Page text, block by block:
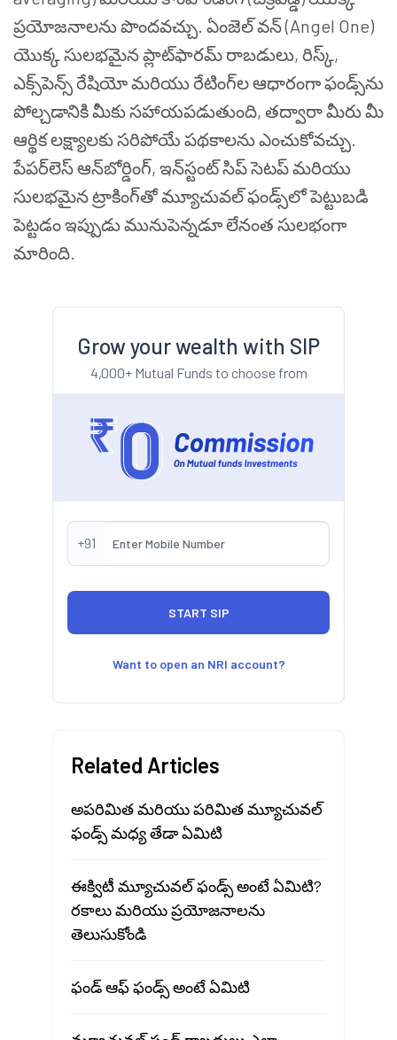
ప్రయోజనాలను పొందవచ్చు. ఏంజెల్ వన్ (Angel One)
యొక్క సులభమైన ప్లాట్‌ఫారమ్ రాబడులు, రిస్క్,
ఎక్స్‌పెన్స్ రేషియో మరియు రేటింగ్‌ల ఆధారంగా ఫండ్స్‌ను
పోల్చడానికి మీకు సహాయపడుతుంది, తద్వారా మీరు మీ
ఆర్థిక లక్ష్యాలకు సరిపోయే పథకాలను ఎంచుకోవచ్చు.
పేపర్‌లెస్ ఆన్‌బోర్డింగ్, ఇన్‌స్టంట్ సిప్ సెటప్ మరియు
సులభమైన ట్రాకింగ్‌తో మ్యూచువల్ ఫండ్స్‌లో పెట్టుబడి
పెట్టడం ఇప్పుడు మునుపెన్నడూ లేనంత సులభంగా
మారింది.
Grow your wealth with SIP
4,000+ Mutual Funds to choose from
+91
Want to open an NRI account?
Related Articles
అపరిమిత మరియు పరిమిత మ్యూచువల్
ఫండ్స్ మధ్య తేడా ఏమిటి
ఈక్విటీ మ్యూచువల్ ఫండ్స్ అంటే ఏమిటి?
రకాలు మరియు ప్రయోజనాలను
తెలుసుకోండి
ఫండ్ ఆఫ్ ఫండ్స్ అంటే ఏమిటి